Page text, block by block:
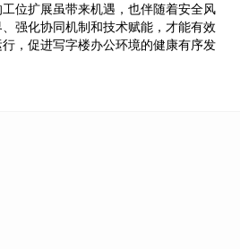
位扩展虽带来机遇，也伴随着安全风
强化协同机制和技术赋能，才能有效
，促进写字楼办公环境的健康有序发